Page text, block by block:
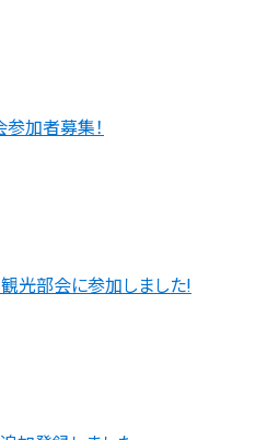
加者募集！
光部会に参加しました!